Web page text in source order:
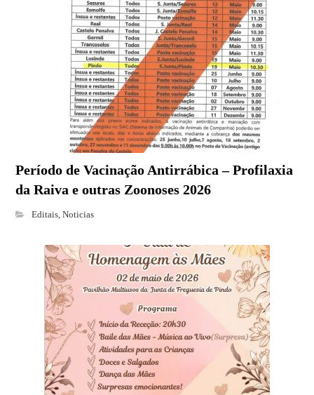
Período de Vacinação Antirrábica – Profilaxia
da Raiva e outras Zoonoses 2026
Editais,Noticias